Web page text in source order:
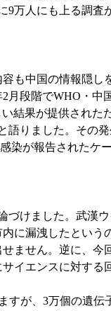
9万人にも上る調査
も中国の情報隠し
月段階でWHO・中
結果が提供された
語りました。その
が報告されたケ
けました。武漢
に漏洩したという
ません。逆に、今
イエンスに対す
が、3万個の遺伝